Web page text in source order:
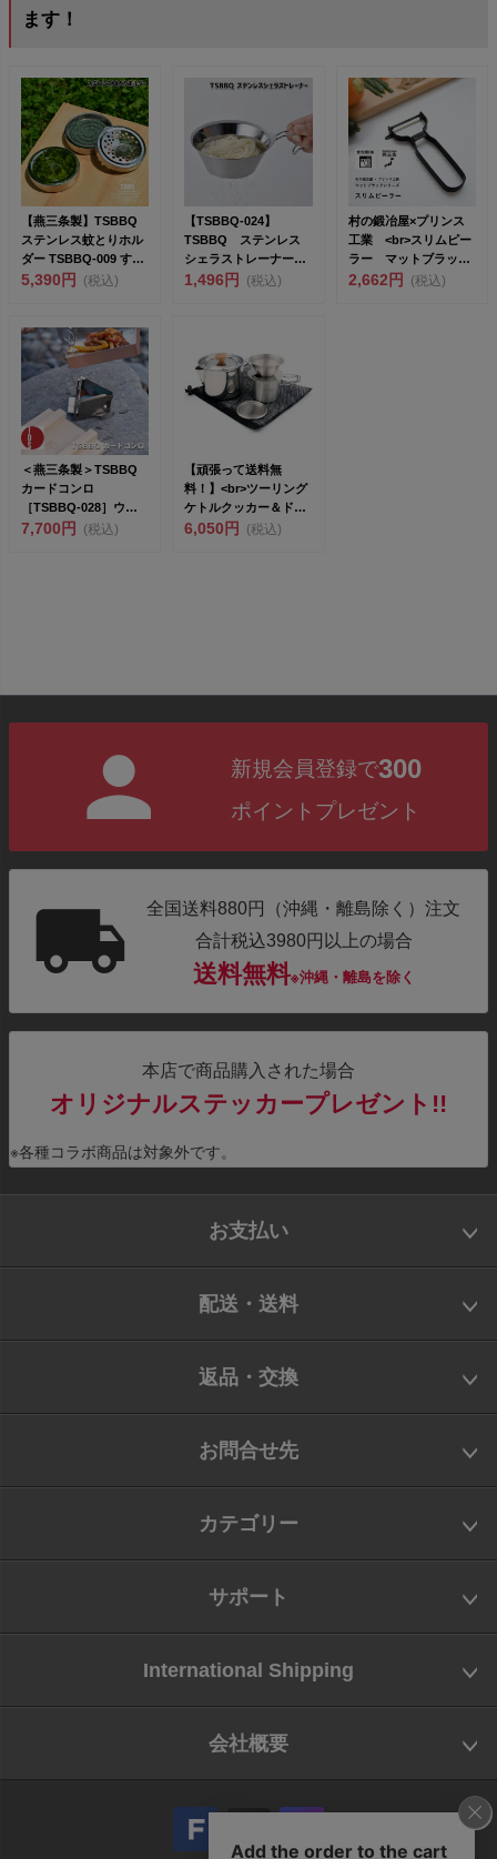
ます！
【燕三条製】TSBBQ
ステンレス蚊とりホル
ダー TSBBQ-009 すべ
てばらせる...
5,390円 (税込)
【TSBBQ-024】
TSBBQ ステンレス
シェラストレーナー
【燕三条製｜TSBBQ...
1,496円 (税込)
村の鍛冶屋×プリンス
工業 <br>スリムピー
ラー マットブラッ
ク <...
2,662円 (税込)
＜燕三条製＞TSBBQ
カードコンロ
［TSBBQ-028］ウル
トラライトギア<...
7,700円 (税込)
【頑張って送料無
料！】<br>ツーリング
ケトルクッカー＆ドリ
ッパーセット...
6,050円 (税込)
新規会員登録で300
ポイントプレゼント
全国送料880円（沖縄・離島除く）注文
合計税込3980円以上の場合
送料無料※沖縄・離島を除く
本店で商品購入された場合
オリジナルステッカープレゼント!!
※各種コラボ商品は対象外です。
お支払い
配送・送料
返品・交換
お問合せ先
カテゴリー
サポート
International Shipping
会社概要